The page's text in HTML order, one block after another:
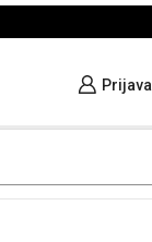
Prijava